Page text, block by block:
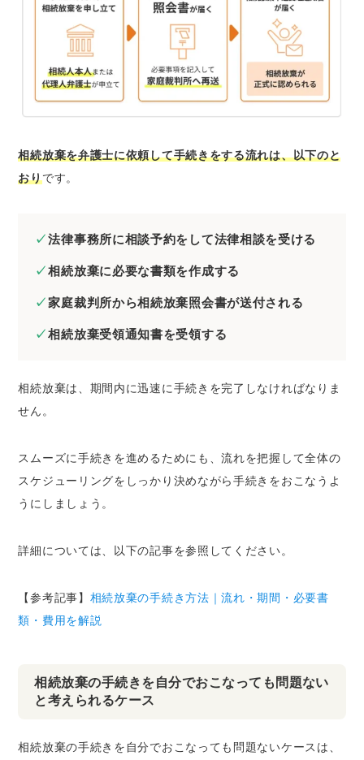
相続放棄を弁護士に依頼して手続きをする流れは、以下のと
おりです。
法律事務所に相談予約をして法律相談を受ける
相続放棄に必要な書類を作成する
家庭裁判所から相続放棄照会書が送付される
相続放棄受領通知書を受領する
相続放棄は、期間内に迅速に手続きを完了しなければなりま
せん。
スムーズに手続きを進めるためにも、流れを把握して全体の
スケジューリングをしっかり決めながら手続きをおこなうよ
うにしましょう。
詳細については、以下の記事を参照してください。
【参考記事】 相続放棄の手続き方法｜流れ・期間・必要書
類・費用を解説
相続放棄の手続きを自分でおこなっても問題ない
と考えられるケース
相続放棄の手続きを自分でおこなっても問題ないケースは、